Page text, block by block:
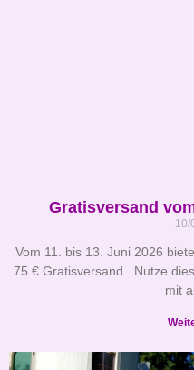
Gratisversand
10/
Vom 11. bis 13. Juni 2026
75 € Gratisversand. Nutze
mit